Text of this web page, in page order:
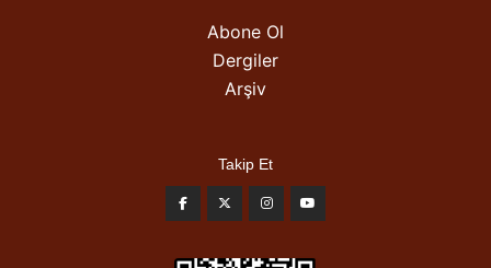
Abone Ol
Dergiler
Arşiv
Takip Et